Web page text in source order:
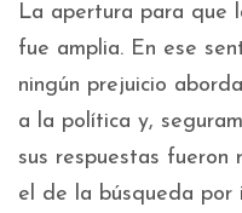
La apertura para que
fue amplia. En ese
ningún prejuicio
a la política y,
sus respuestas
el de la búsqueda por